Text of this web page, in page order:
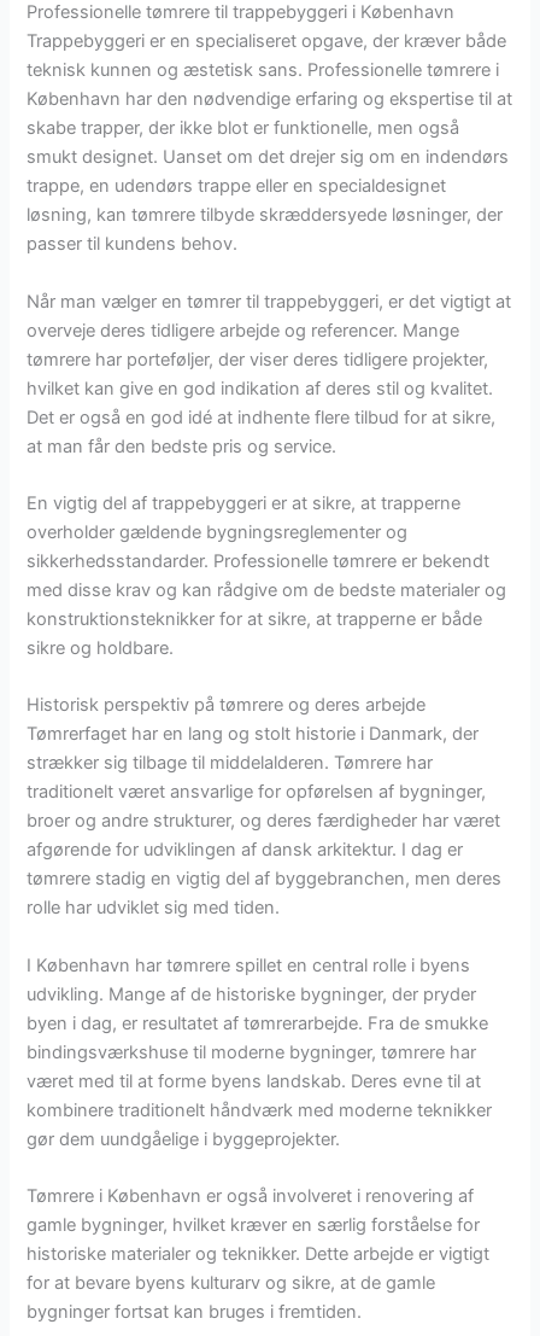
Professionelle tømrere til trappebyggeri i København
Trappebyggeri er en specialiseret opgave, der kræver både
teknisk kunnen og æstetisk sans. Professionelle tømrere i
København har den nødvendige erfaring og ekspertise til at
skabe trapper, der ikke blot er funktionelle, men også
smukt designet. Uanset om det drejer sig om en indendørs
trappe, en udendørs trappe eller en specialdesignet
løsning, kan tømrere tilbyde skræddersyede løsninger, der
passer til kundens behov.
Når man vælger en tømrer til trappebyggeri, er det vigtigt at
overveje deres tidligere arbejde og referencer. Mange
tømrere har porteføljer, der viser deres tidligere projekter,
hvilket kan give en god indikation af deres stil og kvalitet.
Det er også en god idé at indhente flere tilbud for at sikre,
at man får den bedste pris og service.
En vigtig del af trappebyggeri er at sikre, at trapperne
overholder gældende bygningsreglementer og
sikkerhedsstandarder. Professionelle tømrere er bekendt
med disse krav og kan rådgive om de bedste materialer og
konstruktionsteknikker for at sikre, at trapperne er både
sikre og holdbare.
Historisk perspektiv på tømrere og deres arbejde
Tømrerfaget har en lang og stolt historie i Danmark, der
strækker sig tilbage til middelalderen. Tømrere har
traditionelt været ansvarlige for opførelsen af bygninger,
broer og andre strukturer, og deres færdigheder har været
afgørende for udviklingen af dansk arkitektur. I dag er
tømrere stadig en vigtig del af byggebranchen, men deres
rolle har udviklet sig med tiden.
I København har tømrere spillet en central rolle i byens
udvikling. Mange af de historiske bygninger, der pryder
byen i dag, er resultatet af tømrerarbejde. Fra de smukke
bindingsværkshuse til moderne bygninger, tømrere har
været med til at forme byens landskab. Deres evne til at
kombinere traditionelt håndværk med moderne teknikker
gør dem uundgåelige i byggeprojekter.
Tømrere i København er også involveret i renovering af
gamle bygninger, hvilket kræver en særlig forståelse for
historiske materialer og teknikker. Dette arbejde er vigtigt
for at bevare byens kulturarv og sikre, at de gamle
bygninger fortsat kan bruges i fremtiden.